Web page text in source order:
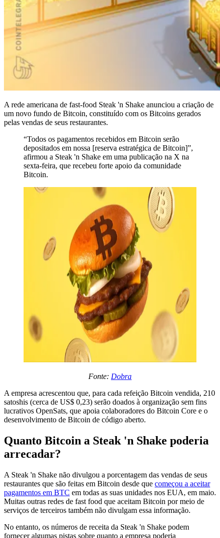
A rede americana de fast-food Steak 'n Shake anunciou a criação de
um novo fundo de Bitcoin, constituído com os Bitcoins gerados
pelas vendas de seus restaurantes.
“Todos os pagamentos recebidos em Bitcoin serão
depositados em nossa [reserva estratégica de Bitcoin]”,
afirmou a Steak 'n Shake em uma publicação na X na
sexta-feira, que recebeu forte apoio da comunidade
Bitcoin.
Fonte: Dobra
A empresa acrescentou que, para cada refeição Bitcoin vendida, 210
satoshis (cerca de US$ 0,23) serão doados à organização sem fins
lucrativos OpenSats, que apoia colaboradores do Bitcoin Core e o
desenvolvimento de Bitcoin de código aberto.
Quanto Bitcoin a Steak 'n Shake poderia
arrecadar?
A Steak 'n Shake não divulgou a porcentagem das vendas de seus
restaurantes que são feitas em Bitcoin desde que começou a aceitar
pagamentos em BTC em todas as suas unidades nos EUA, em maio.
Muitas outras redes de fast food que aceitam Bitcoin por meio de
serviços de terceiros também não divulgam essa informação.
No entanto, os números de receita da Steak 'n Shake podem
fornecer algumas pistas sobre quanto a empresa poderia